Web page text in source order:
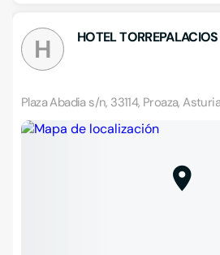
H HOTEL TORREPALACIOS
Plaza Abadia s/n, 33114, Proaza,